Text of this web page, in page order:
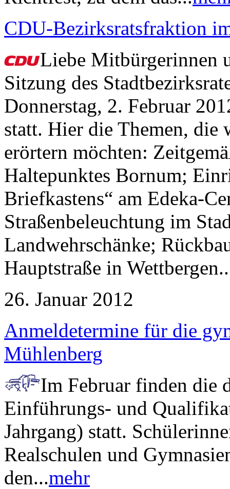
CDU-Bezirksratsfraktion
Liebe Mitbürgerinnen
Sitzung des
Donnerstag, 2. Februar
statt. Hier die Themen, die
erörtern möchten:
Haltepunktes Bornum;
Briefkastens“ am Edeka-
Straßenbeleuchtung im
Landwehrschänke;
Hauptstraße in
26. Januar 2012
Anmeldetermine für die
Mühlenberg
Im Februar finden die
Einführungs- und
Jahrgang) statt.
Realschulen und
den...mehr